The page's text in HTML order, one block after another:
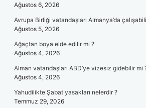
Ağustos 6, 2026
Avrupa Birliği vatandaşları Almanya’da
Ağustos 5, 2026
Ağaçtan boya elde edilir mi ?
Ağustos 4, 2026
Alman vatandaşları ABD’ye vizesiz gidebilir mi
Ağustos 4, 2026
Yahudilikte Şabat yasakları nelerdir ?
Temmuz 29, 2026